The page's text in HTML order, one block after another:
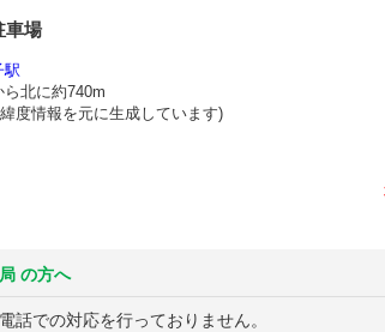
車場
駅
北に約740m
度情報を元に生成しています)
の方へ
話での対応を行っておりません。